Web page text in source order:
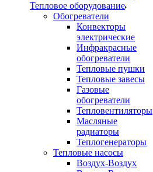
Тепловое оборудование
Обогреватели
Конвекторы
электрические
Инфракрасные
обогреватели
Тепловые пушки
Тепловые завесы
Газовые
обогреватели
Тепловентиляторы
Масляные
радиаторы
Теплогенераторы
Тепловые насосы
Воздух-Воздух